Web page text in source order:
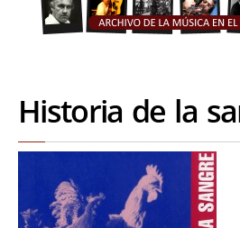
Historia de la